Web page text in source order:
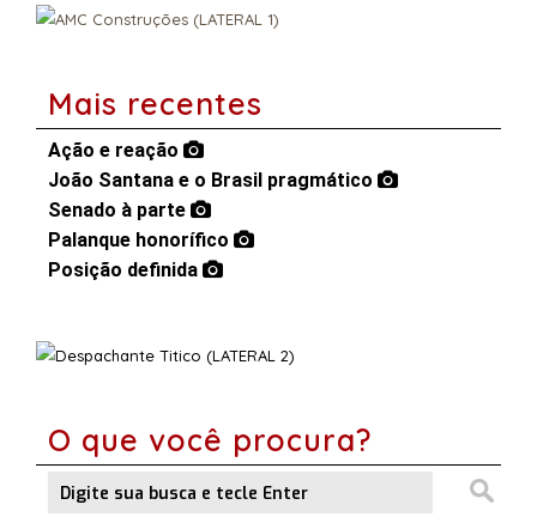
Mais recentes
Ação e reação
João Santana e o Brasil pragmático
Senado à parte
Palanque honorífico
Posição definida
O que você procura?